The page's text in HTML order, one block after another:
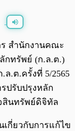
0:00
สำนักงานคณะ
กทรัพย์ (ก.ล.ต.)
.ต.ครั้งที่ 5/2565
ปรับปรุงหลัก
นทรัพย์ดิจิทัล
กี่ยวกับการแก้ไข